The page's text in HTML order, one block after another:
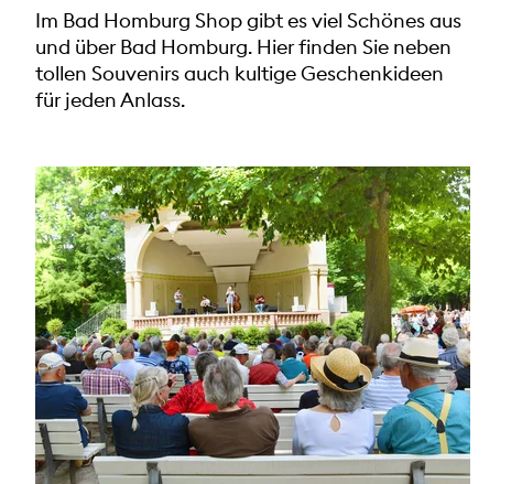
Im Bad Homburg Shop gibt es viel Schönes aus
und über Bad Homburg. Hier finden Sie neben
tollen Souvenirs auch kultige Geschenkideen
für jeden Anlass.